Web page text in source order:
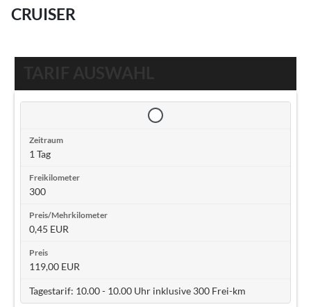
CRUISER
1 Tag
300
0,45 EUR
119,00 EUR
Tagestarif: 10.00 - 10.00 Uhr inklusive 300 Frei-km